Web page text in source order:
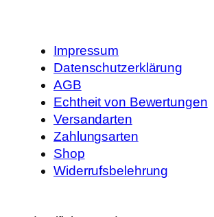
Impressum
Datenschutzerklärung
AGB
Echtheit von Bewertungen
Versandarten
Zahlungsarten
Shop
Widerrufsbelehrung